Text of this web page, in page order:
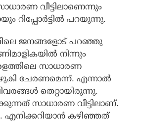
വീട്ടിലാണെന്നും
റിപ്പോര്‍ട്ടില്‍ പറയുന്നു.
ജനങ്ങളോട് പറഞ്ഞു
നിന്നും
സാധാരണ
ചേരണമെന്ന്. എന്നാല്‍
തെറ്റായിരുന്നു.
സാധാരണ വീട്ടിലാണ്.
എനിക്കറിയാന്‍ കഴിഞ്ഞത്